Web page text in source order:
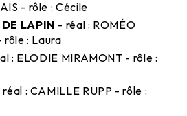
- rôle : Cécile
LAPIN - réal : ROMÉO
rôle : Laura
: ELODIE MIRAMONT - rôle :
réal : CAMILLE RUPP - rôle :